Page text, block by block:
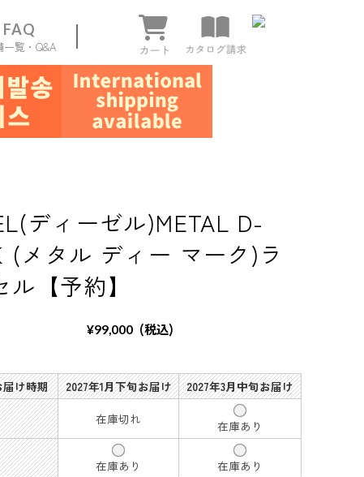
FAQ
一覧・Q&A
ージ
ディーゼル)METAL D-
(メタル ディー マーク)ラ
ル【予約】
¥99,000 (税込)
け時期 2027年1月下旬お届け
2027年3月中旬お届け
在庫切れ
在庫あり
在庫あり
在庫あり